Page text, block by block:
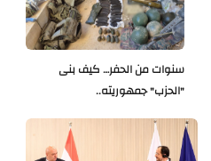
سنوات من الحفر… كيف بنى
"الحزب" جمهوريته..